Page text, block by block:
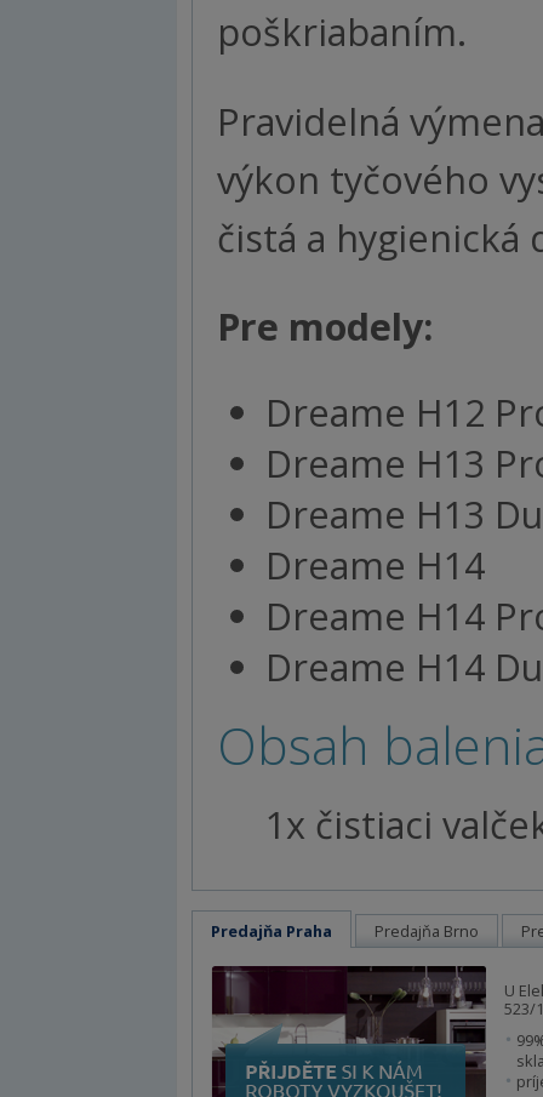
poškriabaním.
Pravidelná
výkon tyčového
čistá a hygienická
Pre modely:
Dreame H12
Dreame H13
Dreame H13
Dreame H14
Dreame H14
Dreame H14
Obsah
1x čistiaci
Predajňa Praha Predajňa Brno
U
523/